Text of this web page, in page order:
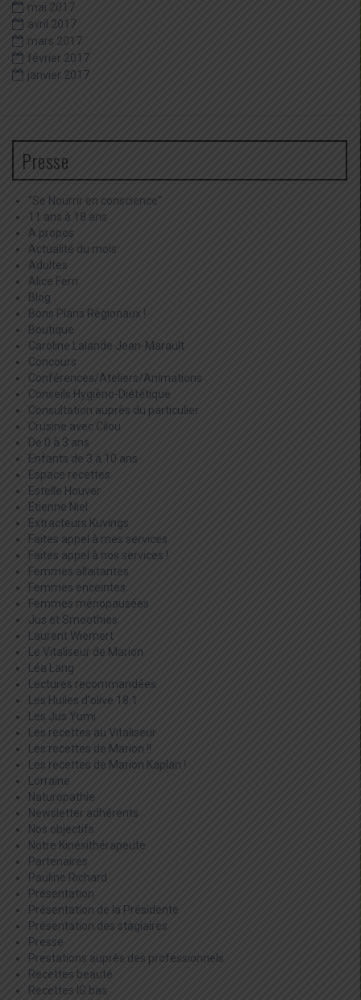
mai 2017
avril 2017
mars 2017
février 2017
janvier 2017
Presse
"Se Nourrir en conscience"
11 ans à 18 ans
A propos
Actualité du mois
Adultes
Alice Ferri
Blog
Bons Plans Régionaux !
Boutique
Caroline Lalande Jean-Marault
Concours
Conférences/Ateliers/Animations
Conseils Hygièno-Diététique
Consultation auprès du particulier
Crusine avec Cilou
De 0 à 3 ans
Enfants de 3 à 10 ans
Espace recettes
Estelle Houver
Etienne Niel
Extracteurs Kuvings
Faites appel à mes services
Faites appel à nos services !
Femmes allaitantes
Femmes enceintes
Femmes ménopausées
Jus et Smoothies
Laurent Wiemert
Le Vitaliseur de Marion
Léa Lang
Lectures recommandées
Les Huiles d'olive 18:1
Les Jus Yumi
Les recettes au Vitaliseur
Les recettes de Marion !!
Les recettes de Marion Kaplan !
Lorraine
Naturopathie
Newsletter adhérents
Nos objectifs
Notre Kinésithérapeute
Partenaires
Pauline Richard
Présentation
Présentation de la Présidente
Présentation des stagiaires
Presse
Prestations auprès des professionnels
Recettes beauté
Recettes IG bas